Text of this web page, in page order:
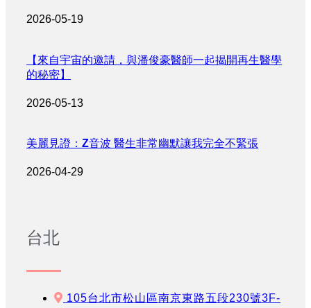
2026-05-19
【來自宇宙的邀請，與潘俊豪醫師一起揭開再生醫學
的秘密】
2026-05-13
美麗見證：Z音波 醫生非常幽默讓我完全不緊張
2026-04-29
台北
105台北市松山區南京東路五段230號3F-